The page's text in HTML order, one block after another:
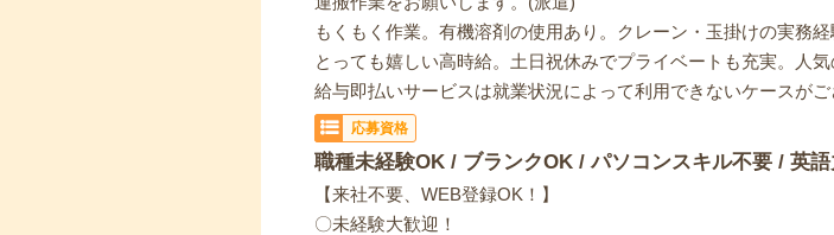
もくもく作業。有機溶剤の使用あり。クレーン・玉掛けの実務経
とっても嬉しい高時給。土日祝休みでプライベートも充実。人気
給与即払いサービスは就業状況によって利用できないケースが
応募資格
職種未経験OK / ブランクOK / パソコンスキル不要 / 英
【来社不要、WEB登録OK！】
〇未経験大歓迎！